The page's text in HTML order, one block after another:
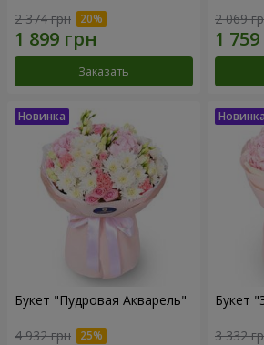
2 374 грн
Заказать
2 069
Букет "Пудровая Акварель"
4 932 грн
Букет
3 332